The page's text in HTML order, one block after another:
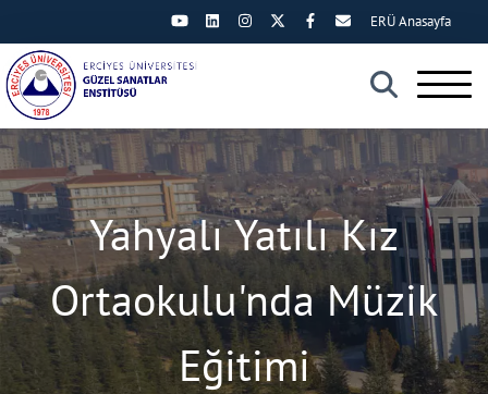
×
ERÜ Anasayfa
Yahyalı Yatılı Kız
Ortaokulu'nda Müzik
Eğitimi